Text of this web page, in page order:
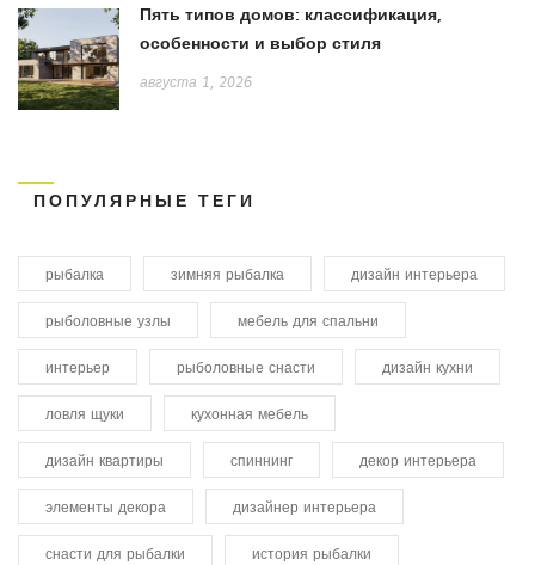
Пять типов домов: классификация,
особенности и выбор стиля
августа 1, 2026
ПОПУЛЯРНЫЕ ТЕГИ
рыбалка зимняя рыбалка дизайн интерьера
рыболовные узлы мебель для спальни
интерьер рыболовные снасти дизайн кухни
ловля щуки кухонная мебель
дизайн квартиры спиннинг декор интерьера
элементы декора дизайнер интерьера
снасти для рыбалки история рыбалки